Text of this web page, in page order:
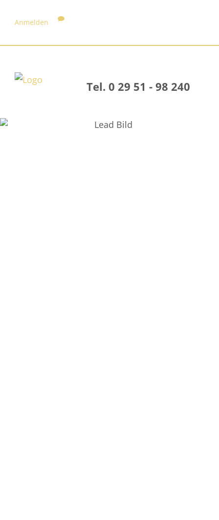
Anmelden
Tel. 0 29 51 - 98 240